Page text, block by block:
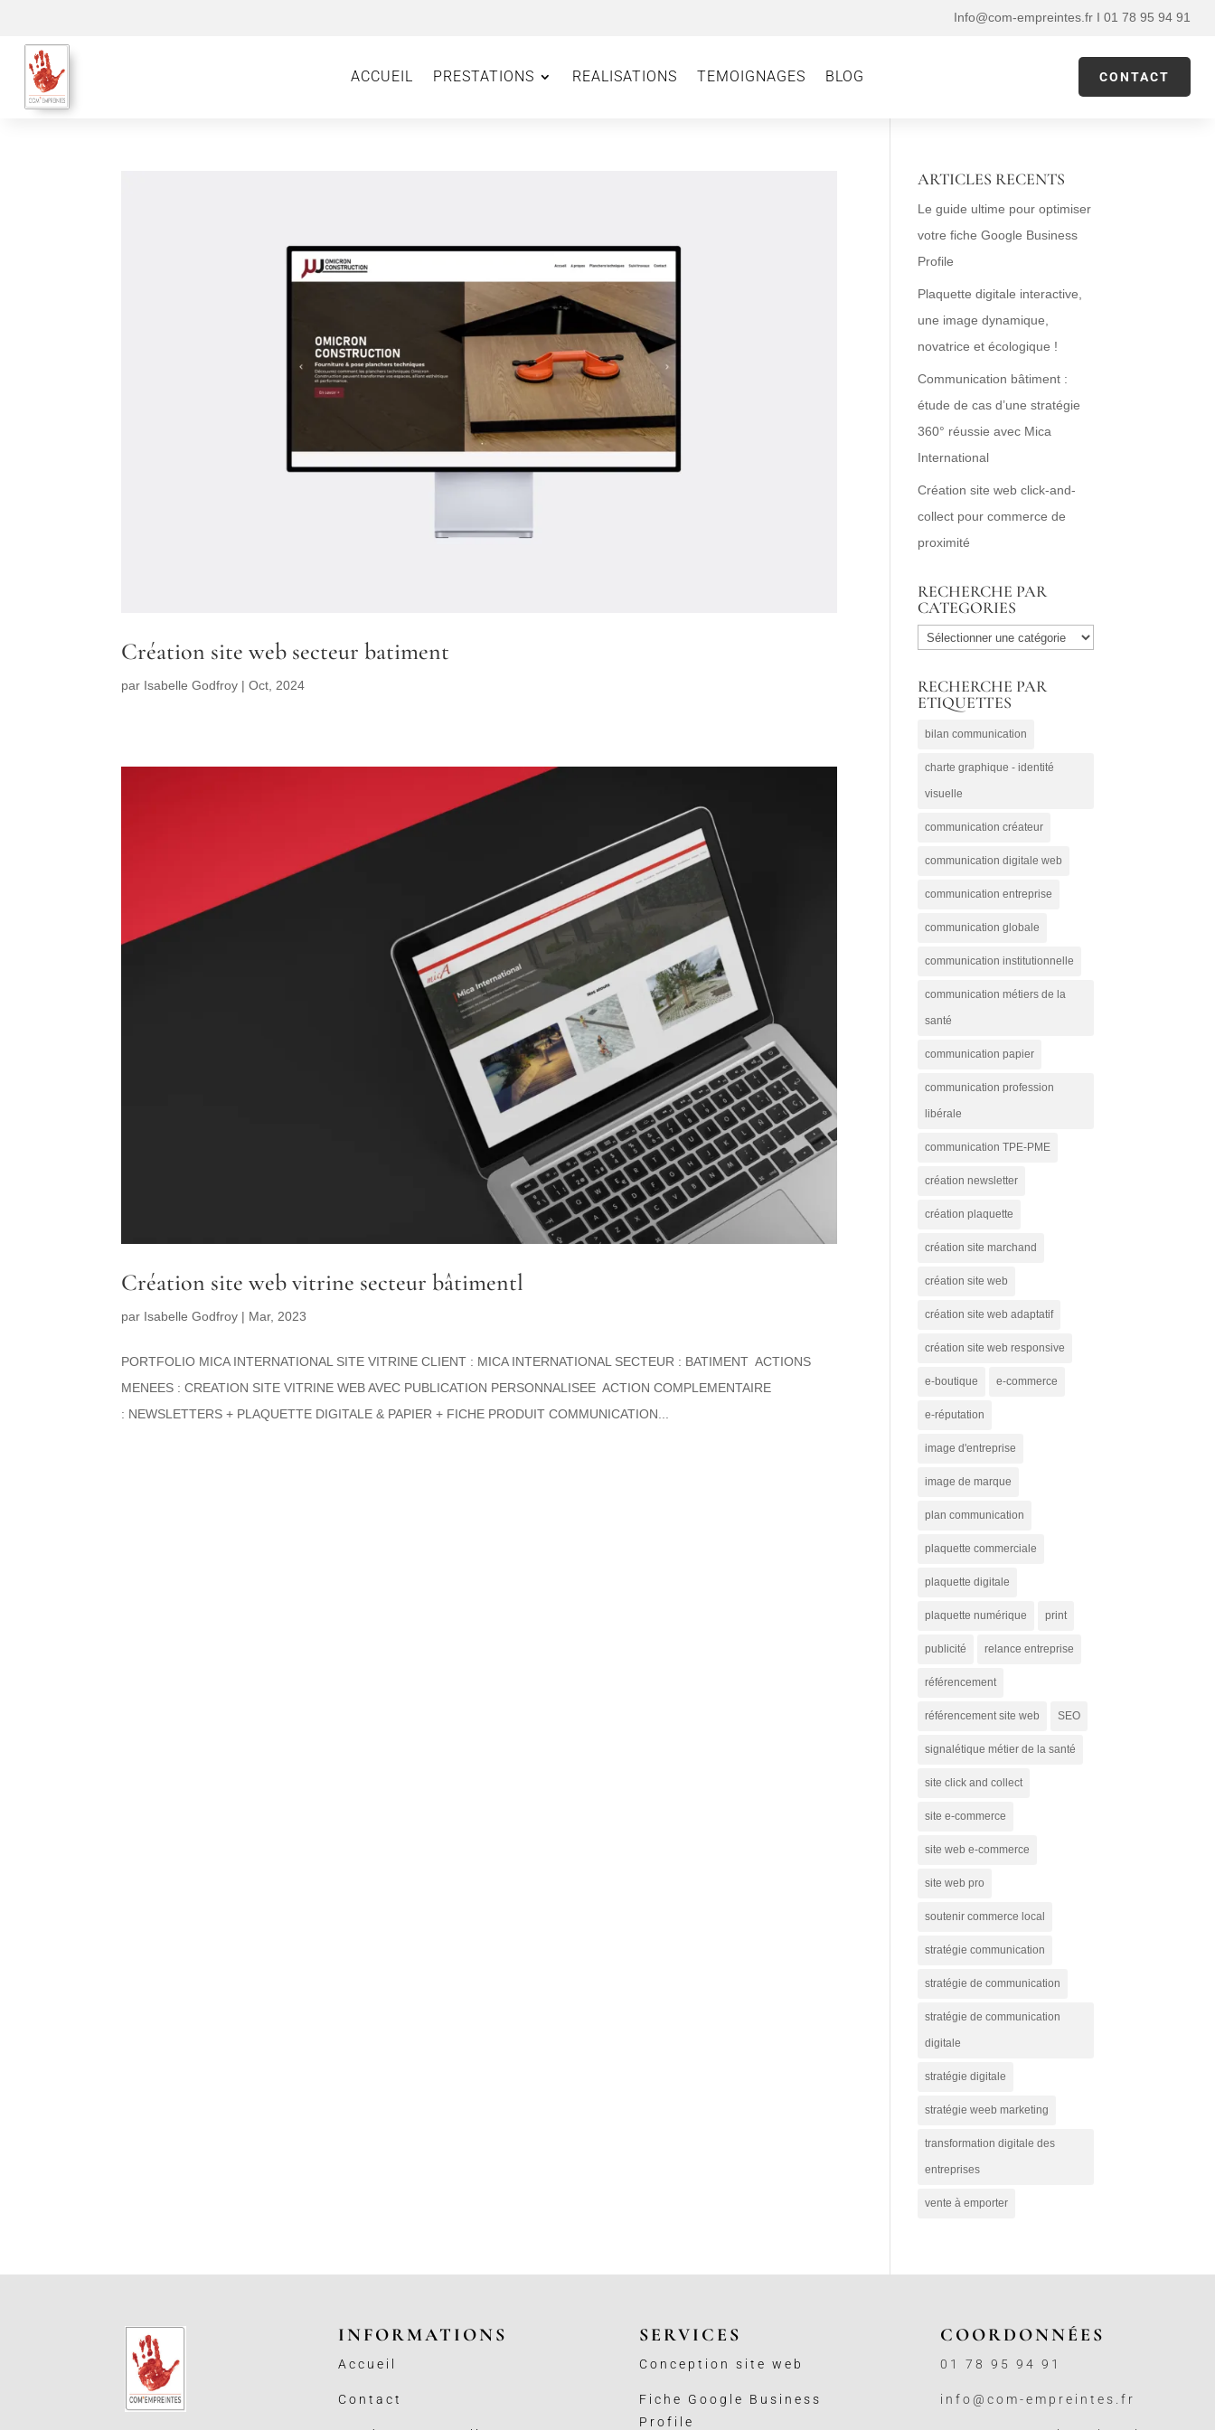
Info@com-empreintes.fr I 01 78 95 94 91
ACCUEIL PRESTATIONS REALISATIONS TEMOIGNAGES BLOG CONTACT
Création site web secteur batiment
par Isabelle Godfroy |Oct, 2024
Création site web vitrine secteur bâtimentl
par Isabelle Godfroy | Mar, 2023
PORTFOLIO MICA INTERNATIONAL SITE VITRINE CLIENT : MICA INTERNATIONAL SECTEUR : BATIMENT ACTIONS
MENEES : CREATION SITE VITRINE WEB AVEC PUBLICATION PERSONNALISEE ACTION COMPLEMENTAIRE
: NEWSLETTERS + PLAQUETTE DIGITALE & PAPIER + FICHE PRODUIT COMMUNICATION...
ARTICLES RECENTS
Le guide ultime pour optimiser
votre fiche Google Business
Profile
Plaquette digitale interactive,
une image dynamique,
novatrice et écologique !
Communication bâtiment :
étude de cas d’une stratégie
360° réussie avec Mica
International
Création site web click-and-
collect pour commerce de
proximité
RECHERCHE PAR
CATEGORIES
RECHERCHE
CATEGORIES
RECHERCHE PAR
ETIQUETTES
bilan communication
charte graphique - identité
visuelle
communication créateur
communication digitale web
communication entreprise
communication globale
communication institutionnelle
communication métiers de la
santé
communication papier
communication profession
libérale
communication TPE-PME
création newsletter
création plaquette
création site marchand
création site web
création site web adaptatif
création site web responsive
e-boutique e-commerce
e-réputation
image d'entreprise
image de marque
plan communication
plaquette commerciale
plaquette digitale
plaquette numérique print
publicité relance entreprise
référencement
référencement site web SEO
signalétique métier de la santé
site click and collect
site e-commerce
site web e-commerce
site web pro
soutenir commerce local
stratégie communication
stratégie de communication
stratégie de communication
digitale
stratégie digitale
stratégie weeb marketing
transformation digitale des
entreprises
vente à emporter
INFORMATIONS
Accueil
Contact
SERVICES
Conception site web
Fiche Google Business
Profile
COORDONNÉES
01 78 95 94 91
info@com-empreintes.fr